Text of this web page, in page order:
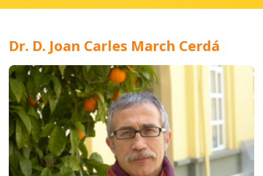
Dr. D. Joan Carles March Cerdá